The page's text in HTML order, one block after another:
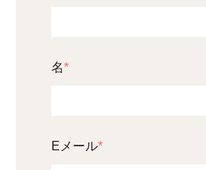
名*
Eメール*